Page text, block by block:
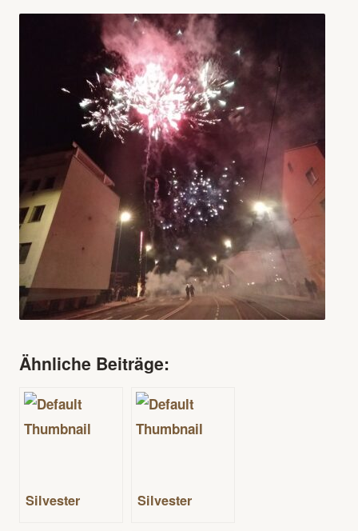
Ähnliche Beiträge:
Silvester Silvester